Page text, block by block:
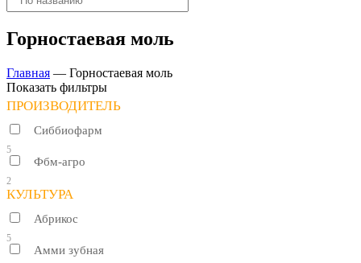
товаров
Горностаевая моль
Главная — Горностаевая моль
Показать фильтры
ПРОИЗВОДИТЕЛЬ
Сиббиофарм
5
Фбм-агро
2
КУЛЬТУРА
Абрикос
5
Амми зубная